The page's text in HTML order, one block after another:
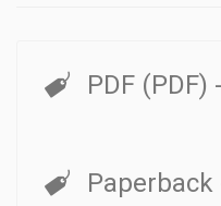
PDF (PDF)
Paperback